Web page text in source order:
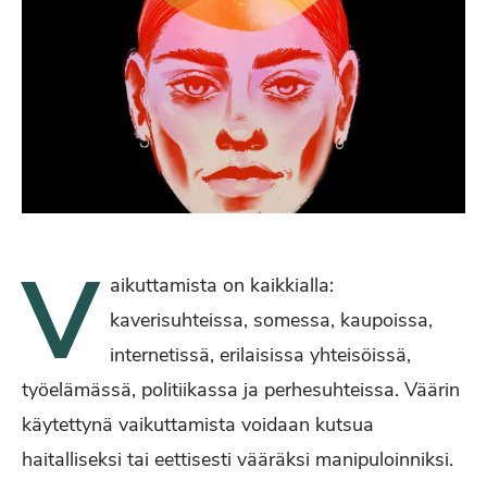
V aikuttamista on kaikkialla:
kaverisuhteissa, somessa, kaupoissa,
internetissä, erilaisissa yhteisöissä,
työelämässä, politiikassa ja perhesuhteissa. Väärin
käytettynä vaikuttamista voidaan kutsua
haitalliseksi tai eettisesti vääräksi manipuloinniksi.